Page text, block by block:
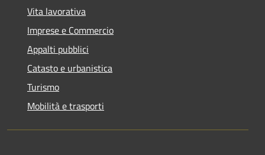
Vita lavorativa
Imprese e Commercio
Appalti pubblici
Catasto e urbanistica
Turismo
Mobilità e trasporti